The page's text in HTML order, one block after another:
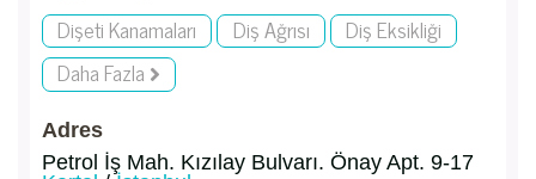
Dişeti Kanamaları Diş Ağrısı
Diş Eksikliği
Daha Fazla
Adres
Petrol İş Mah. Kızılay Bulvarı. Önay Apt. 9-17